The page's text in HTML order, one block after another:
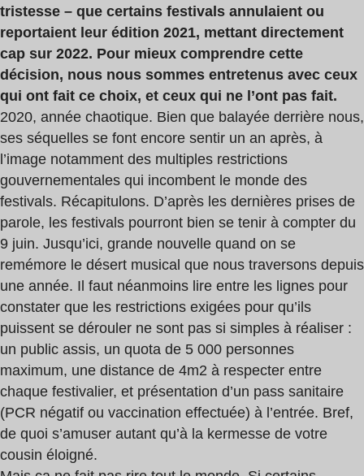
tristesse – que certains festivals annulaient ou
reportaient leur édition 2021, mettant directement
cap sur 2022. Pour mieux comprendre cette
décision, nous nous sommes entretenus avec ceux
qui ont fait ce choix, et ceux qui ne l’ont pas fait.
2020, année chaotique. Bien que balayée derrière nous,
ses séquelles se font encore sentir un an après, à
l’image notamment des multiples restrictions
gouvernementales qui incombent le monde des
festivals. Récapitulons. D’après les dernières prises de
parole, les festivals pourront bien se tenir à compter du
9 juin. Jusqu’ici, grande nouvelle quand on se
remémore le désert musical que nous traversons depuis
une année. Il faut néanmoins lire entre les lignes pour
constater que les restrictions exigées pour qu’ils
puissent se dérouler ne sont pas si simples à réaliser :
un public assis, un quota de 5 000 personnes
maximum, une distance de 4m2 à respecter entre
chaque festivalier, et présentation d’un pass sanitaire
(PCR négatif ou vaccination effectuée) à l’entrée. Bref,
de quoi s’amuser autant qu’à la kermesse de votre
cousin éloigné.